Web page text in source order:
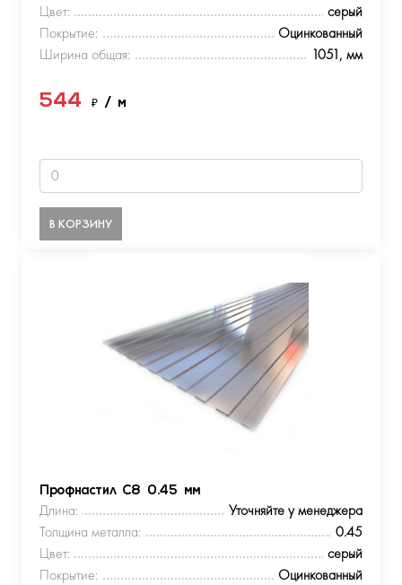
Цвет:
серый
Покрытие:
Оцинкованный
Ширина общая:
1051, мм
544 ₽ / м
В КОРЗИНУ
Профнастил С8 0.45 мм
Длина:
Уточняйте у менеджера
Толщина металла:
0.45
Цвет:
серый
Покрытие:
Оцинкованный